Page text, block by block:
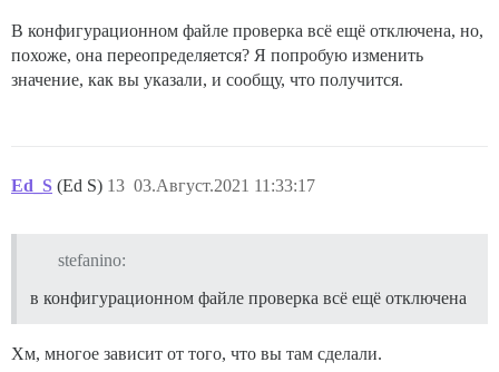
В конфигурационном файле проверка всё ещё отключена, но,
похоже, она переопределяется? Я попробую изменить
значение, как вы указали, и сообщу, что получится.
Ed_S (Ed S) 03.Август.2021 11:33:17
13
stefanino:
в конфигурационном файле проверка всё ещё отключена
Хм, многое зависит от того, что вы там сделали.